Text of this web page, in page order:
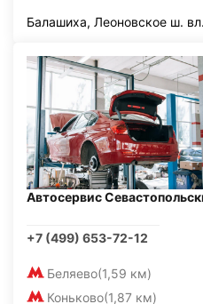
Балашиха, Леоновское ш.
Автосервис
+7 (499) 653-72-12
Беляево(1,59 км)
Коньково(1,87 км)